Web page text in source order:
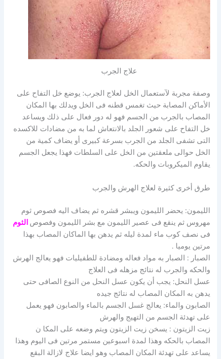
علاج الجرب
وصفة مجربة لآستعمال الخل لعلاج الجرب: يوضع خل التفاح على
الأماكن المصابة حيث تغمس قطنه فى الخل ويدلك بها المكان
المصاب بالجرب من الجسم فهو له دور فعال على ذلك ويساعد
خل التفاح على شعور الجلد بالانتعاش لما به من مضادات للاكسده
التى تشفى الجلد من الجرب بسرعة كبيرى أو يضاف كمية من
الخل حوالى ملعقتين من الخل على السلطات فهذا يجعل الجسم
يقاوم الميكروبات والحكه.
طرق أخرى كثيرة لعلاج الهرش والجرب
الليمون: يحضر الليمون ويبشر قشره ثم يضاف اليه فصوص ثوم
مهروس ثم ينقع فى عصير الليمون مع بشر الليمون وفصوص الثوم
فى نصف كوب ماء لمدة ليله ثم يدهن بها الماكان المصاب بهذا
مرتين يوميا .
الصبار : الصبار به مواد فعاله ومضادة للطفيليات فهو يعالج الهرش
والحكه والجرب له نتائج مزهله فى العلاج
عسل النحل: يجب أن يكون عسل النحل من النوع الصافى حتى
يدهن به المكان المصاب له نتائج جيده
الصابون والماء: يعالج غسل الجسم بالماء والصابون فهو يعمل
على تهدئة الجسم من التهيج والهرش
زيت الزيتون : يسخن زيت الزيتون ويتم وضعه على المكا ن
المصاب بالحكه وهذا لمدة اسبوعين مستمر مرتين فى اليوم وهذا
يساعد على تهدئة المكان المصاب وهو ايضا علاج لازالة البقع